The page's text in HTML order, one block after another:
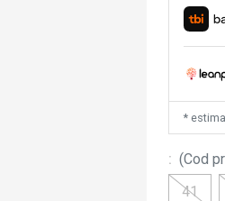
*
: (Cod
41